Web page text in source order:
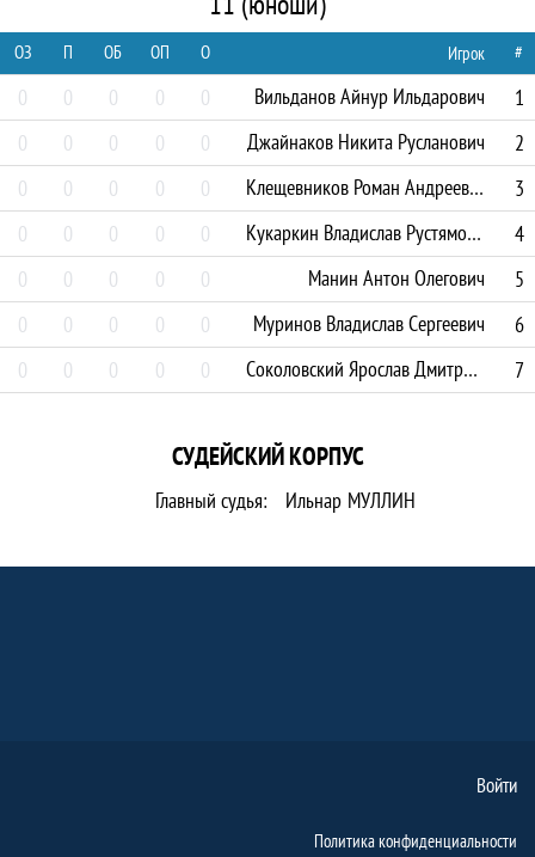
ОЗ П ОБ ОП О Игрок #
0 0 0 0 0 Вильданов Айнур Ильдарович
1
0
0 0 0 0 Джайнаков Никита Русланович
2
0
0 0 0 0 Клещевников Роман Андреевич
3
0
0 0 0 0 Кукаркин Владислав Рустямович
4
0
0 0 0 0 Манин Антон Олегович
5
0
0 0 0 0 Муринов Владислав Сергеевич
6
0
0 0 0 0 Соколовский Ярослав Дмитриевич 7
СУДЕЙСКИЙ КОРПУС
Главный судья: Ильнар МУЛЛИН
Войти
Политика конфиденциальности